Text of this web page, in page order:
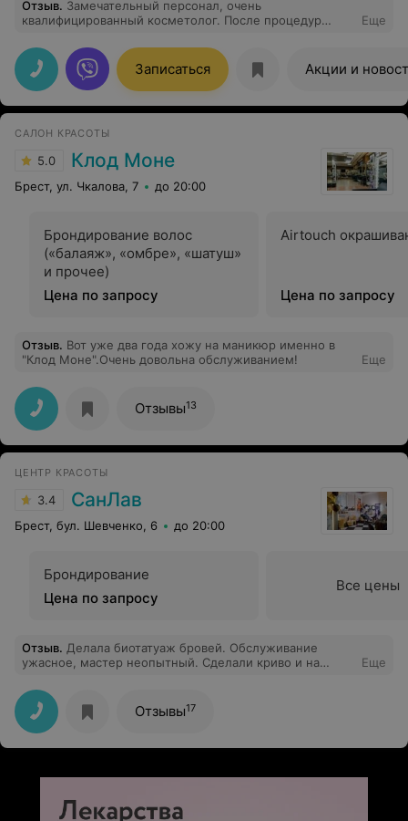
Отзыв. Замечательный персонал, очень
квалифицированный косметолог. После процедур
Еще
Записаться Акции и
САЛОН КРАСОТЫ
5.0 Клод Моне
Брест, ул. Чкалова, 7 до 20:00
Брондирование волос
(«балаяж», «омбре», «шатуш»
и прочее)
Цена по запросу
Airtouch
Цена по запросу
Отзыв. Вот уже два года хожу на маникюр именно в
"Клод Моне".Очень довольна обслуживанием!
Еще
Отзывы13
ЦЕНТР КРАСОТЫ
3.4 СанЛав
Брест, бул. Шевченко, 6 до 20:00
Брондирование
Цена по запросу
Все цены
Отзыв. Делала биотатуаж бровей. Обслуживание
ужасное, мастер неопытный. Сделали криво и на
салон.
Еще
Отзывы17